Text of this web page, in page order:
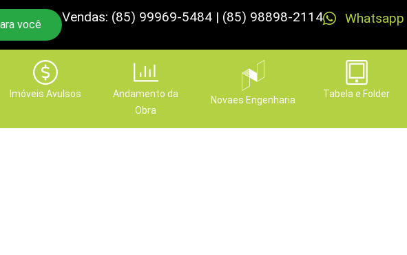
você Vendas: (85) 99969-5484 | (85) 98898-2114 Whatsapp
Imóveis Avulsos
Andamento da
Obra
Novaes Engenharia
Tabela e Folder